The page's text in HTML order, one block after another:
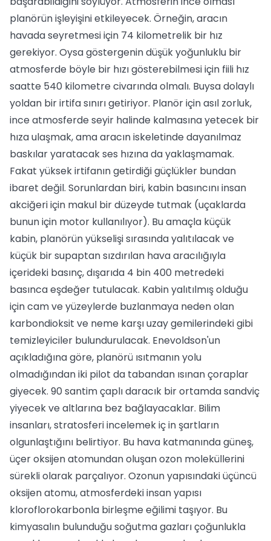
planörün işleyişini etkileyecek. Örneğin, aracın
havada seyretmesi için 74 kilometrelik bir hız
gerekiyor. Oysa göstergenin düşük yoğunluklu bir
atmosferde böyle bir hızı gösterebilmesi için fiili hız
saatte 540 kilometre civarında olmalı. Buysa dolaylı
yoldan bir irtifa sınırı getiriyor. Planör için asıl zorluk,
ince atmosferde seyir halinde kalmasına yetecek bir
hıza ulaşmak, ama aracın iskeletinde dayanılmaz
baskılar yaratacak ses hızına da yaklaşmamak.
Fakat yüksek irtifanın getirdiği güçlükler bundan
ibaret değil. Sorunlardan biri, kabin basıncını insan
akciğeri için makul bir düzeyde tutmak (uçaklarda
bunun için motor kullanılıyor). Bu amaçla küçük
kabin, planörün yükselişi sırasında yalıtılacak ve
küçük bir supaptan sızdırılan hava aracılığıyla
içerideki basınç, dışarıda 4 bin 400 metredeki
basınca eşdeğer tutulacak. Kabin yalıtılmış olduğu
için cam ve yüzeylerde buzlanmaya neden olan
karbondioksit ve neme karşı uzay gemilerindeki gibi
temizleyiciler bulundurulacak. Enevoldson'un
açıkladığına göre, planörü ısıtmanın yolu
olmadığından iki pilot da tabandan ısınan çoraplar
giyecek. 90 santim çaplı daracık bir ortamda sandviç
yiyecek ve altlarına bez bağlayacaklar. Bilim
insanları, stratosferi incelemek iç in şartların
olgunlaştığını belirtiyor. Bu hava katmanında güneş,
üçer oksijen atomundan oluşan ozon moleküllerini
sürekli olarak parçalıyor. Ozonun yapısındaki üçüncü
oksijen atomu, atmosferdeki insan yapısı
kloroflorokarbonla birleşme eğilimi taşıyor. Bu
kimyasalın bulunduğu soğutma gazları çoğunlukla